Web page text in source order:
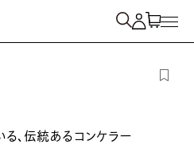
、伝統あるコンケラー